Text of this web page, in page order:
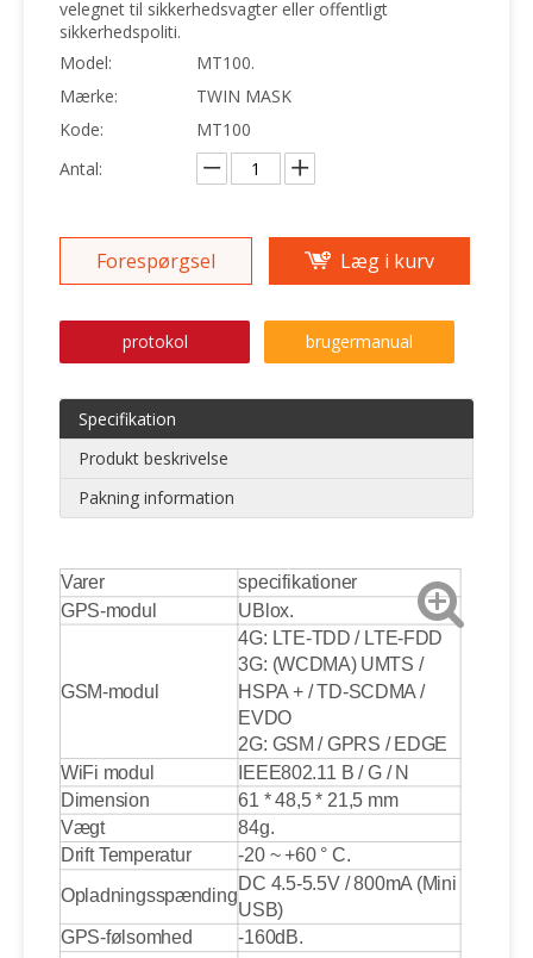
velegnet til sikkerhedsvagter eller offentligt
sikkerhedspoliti.
Model:
MT100.
Mærke:
TWIN MASK
Kode:
MT100
Antal:
Forespørgsel Læg i kurv
protokol brugermanual
Specifikation
Produkt beskrivelse
Pakning information
Varer specifikationer
GPS-modul UBlox.
GSM-modul
4G: LTE-TDD / LTE-FDD
3G: (WCDMA) UMTS /
HSPA + / TD-SCDMA /
EVDO
2G: GSM / GPRS / EDGE
WiFi modul
IEEE802.11 B / G / N
Dimension
61 * 48,5 * 21,5 mm
Vægt
84g.
Drift Temperatur
-20 ~ +60 ° C.
Opladningsspænding
DC 4.5-5.5V / 800mA (Mini
USB)
GPS-følsomhed -160dB.